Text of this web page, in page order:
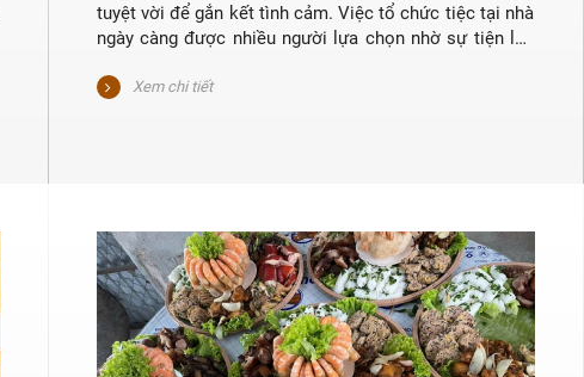
tuyệt vời để gắn kết tình cảm. Việc tổ chức tiệc tại nhà
ngày càng được nhiều người lựa chọn nhờ sự tiện lợi,
hiện đại đến thực đơn truyền thống, những món ngon
Xem chi tiết